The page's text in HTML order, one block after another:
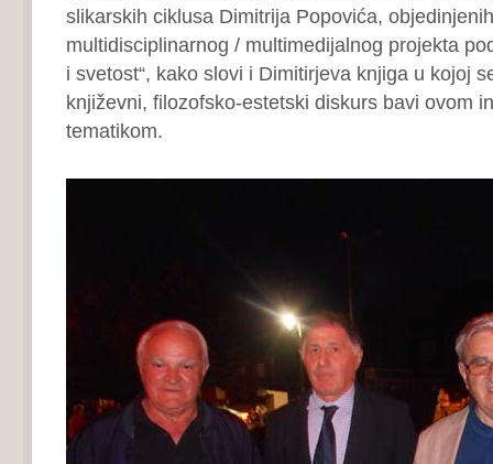
slikarskih ciklusa Dimitrija Popovića,
multidisciplinarnog / multimedijalnog projekta
i svetost“, kako slovi i Dimitirjeva knjiga u kojoj
književni, filozofsko-estetski diskurs bavi ovom
tematikom.